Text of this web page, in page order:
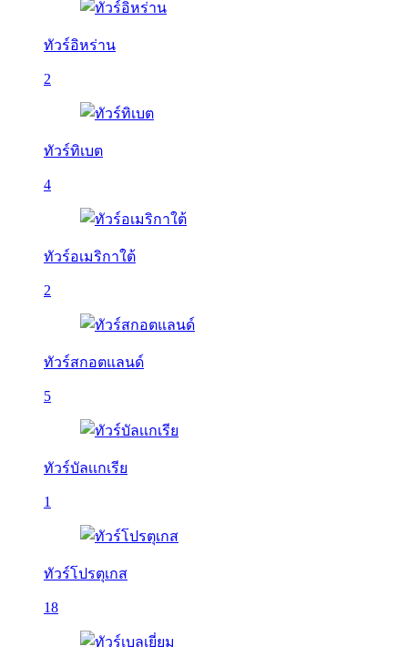
ทัวร์อิหร่าน
2
ทัวร์ทิเบต
4
ทัวร์อเมริกาใต้
2
ทัวร์สกอตแลนด์
5
ทัวร์บัลเเกเรีย
1
ทัวร์โปรตุเกส
18